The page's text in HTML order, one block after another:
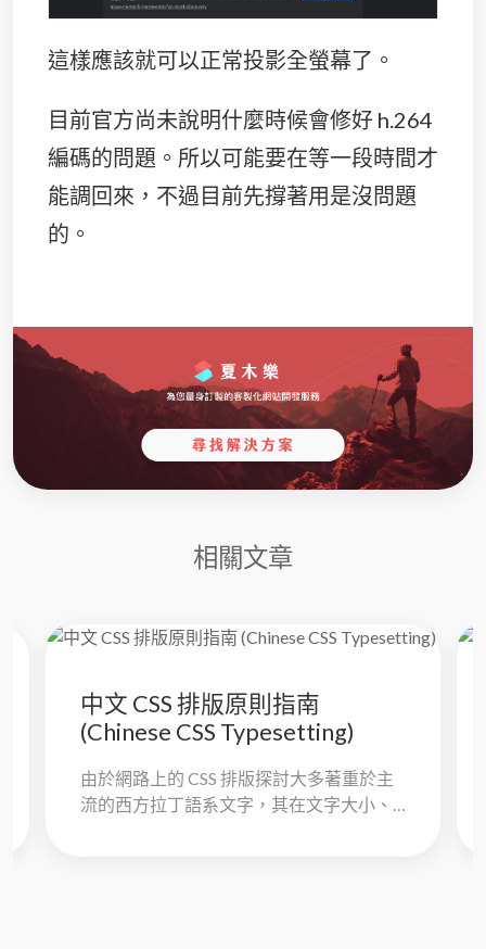
這樣應該就可以正常投影全螢幕了。
目前官方尚未說明什麼時候會修好 h.264
編碼的問題。所以可能要在等一段時間才
能調回來，不過目前先撐著用是沒問題
的。
相關文章
中文 CSS 排版原則指南
(Chinese CSS Typesetting)
由於網路上的 CSS 排版探討大多著重於主
流的西方拉丁語系文字，其在文字大小、